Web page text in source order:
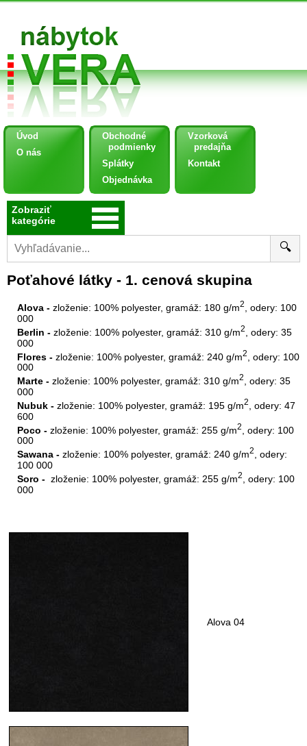
Úvod
O nás
Obchodné
podmienky
Splátky
Objednávka
Vzorková
predajňa
Kontakt
Zobraziť
kategórie
🔍
Poťahové látky - 1. cenová skupina
Alova - zloženie: 100% polyester, gramáž: 180 g/m2
, odery: 100
000
Berlin - zloženie: 100% polyester, gramáž: 310 g/m2
, odery: 35
000
Flores - zloženie: 100% polyester, gramáž: 240 g/m2
, odery: 100
000
Marte - zloženie: 100% polyester, gramáž: 310 g/m2
, odery: 35
000
Nubuk - zloženie: 100% polyester, gramáž: 195 g/m2
, odery: 47
600
Poco - zloženie: 100% polyester, gramáž: 255 g/m2
, odery: 100
000
Sawana - zloženie: 100% polyester, gramáž: 240 g/m2
, odery:
100 000
Soro - zloženie: 100% polyester, gramáž: 255 g/m2
, odery: 100
000
Alova 04